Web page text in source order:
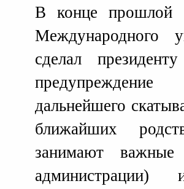
В конце прошлой
Международного
сделал
дальнейшего
ближайших
занимают